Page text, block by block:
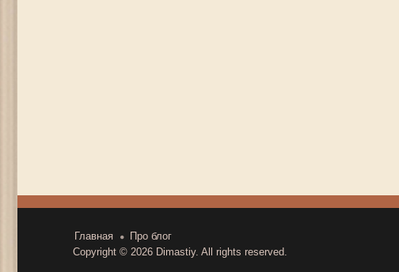
Главная
Про блог
Copyright © 2026 Dimastiy. All rights reserved.